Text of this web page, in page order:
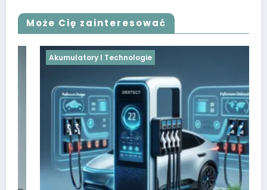
Może Cię zainteresować
Akumulatory I Technologie